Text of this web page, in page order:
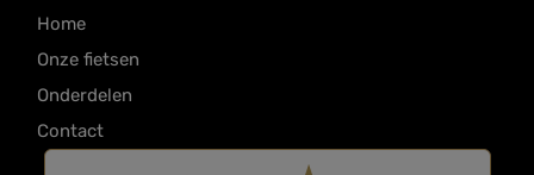
Home
Onze fietsen
Onderdelen
Contact